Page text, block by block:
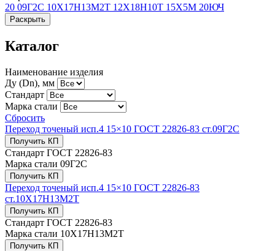
20 09Г2С 10Х17Н13М2Т 12Х18Н10Т 15Х5М 20ЮЧ
Раскрыть
Каталог
Наименование изделия
Ду (Dn), мм
Стандарт
Марка стали
Сбросить
Переход точеный исп.4 15×10 ГОСТ 22826-83 ст.09Г2С
Получить КП
Стандарт ГОСТ 22826-83
Марка стали 09Г2С
Получить КП
Переход точеный исп.4 15×10 ГОСТ 22826-83
ст.10Х17Н13М2Т
Получить КП
Стандарт ГОСТ 22826-83
Марка стали 10Х17Н13М2Т
Получить КП